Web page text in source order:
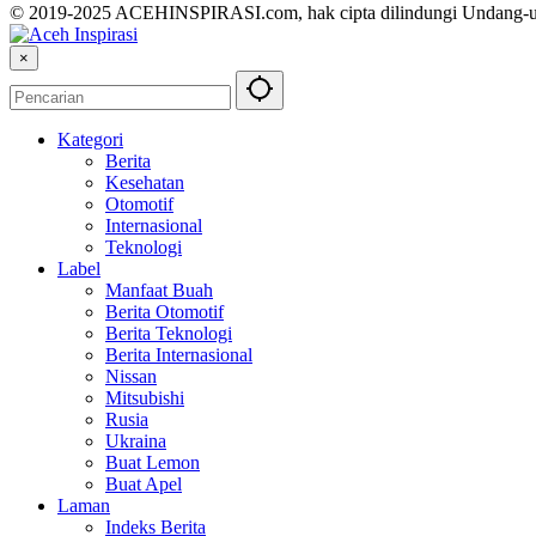
© 2019-2025 ACEHINSPIRASI.com, hak cipta dilindungi Undang-
×
Kategori
Berita
Kesehatan
Otomotif
Internasional
Teknologi
Label
Manfaat Buah
Berita Otomotif
Berita Teknologi
Berita Internasional
Nissan
Mitsubishi
Rusia
Ukraina
Buat Lemon
Buat Apel
Laman
Indeks Berita